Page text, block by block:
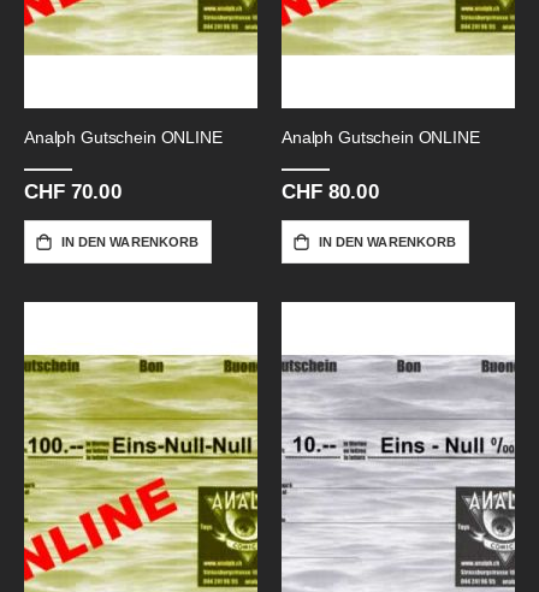
Analph Gutschein ONLINE
CHF 70.00
IN DEN WARENKORB
Analph Gutschein ONLINE
CHF 80.00
IN DEN WARENKORB